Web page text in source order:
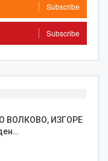
Subscribe
Subscribe
ВОЛКОВО, ИЗГОРЕ